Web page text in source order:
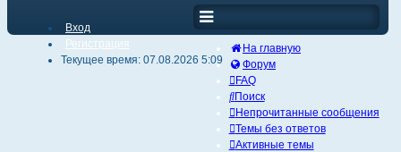
На главную
Форум
FAQ
Поиск
Непрочитанные сообщения
Темы без ответов
Активные темы
Вход
Регистрация
Текущее время: 07.08.2026 5:09